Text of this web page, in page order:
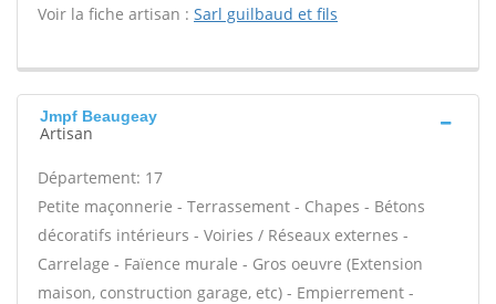
Voir la fiche artisan : Sarl guilbaud et fils
Jmpf Beaugeay
Artisan
Département: 17
Petite maçonnerie - Terrassement - Chapes - Bétons
décoratifs intérieurs - Voiries / Réseaux externes -
Carrelage - Faïence murale - Gros oeuvre (Extension
maison, construction garage, etc) - Empierrement -